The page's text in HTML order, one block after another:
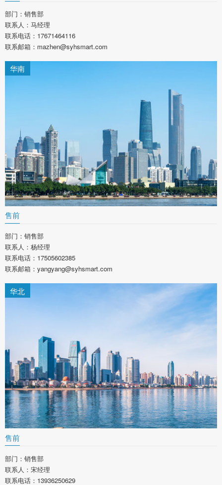
部门：销售部
联系人：马经理
联系电话：17671464116
联系邮箱：mazhen@syhsmart.com
华南
售前
部门：销售部
联系人：杨经理
联系电话：17505602385
联系邮箱：yangyang@syhsmart.com
华北
售前
部门：销售部
联系人：宋经理
联系电话：13936250629